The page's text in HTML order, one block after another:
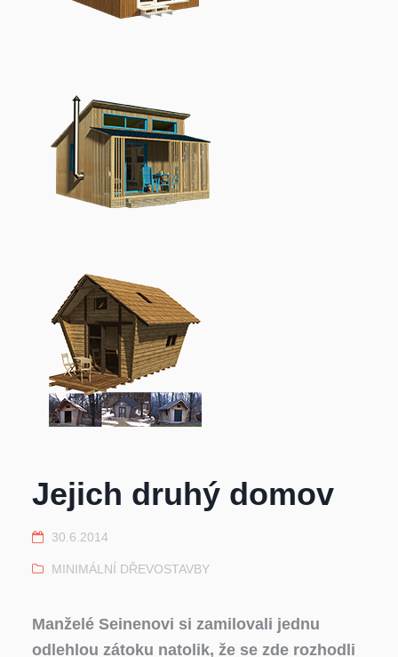
Jejich druhý domov
30.6.2014
MINIMÁLNÍ DŘEVOSTAVBY
Manželé Seinenovi si zamilovali jednu
odlehlou zátoku natolik, že se zde rozhodli